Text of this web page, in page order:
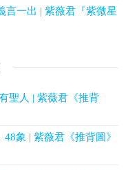
言一出 | 紫薇君『紫微星
聖人 | 紫薇君《推背
象 | 紫薇君《推背圖》